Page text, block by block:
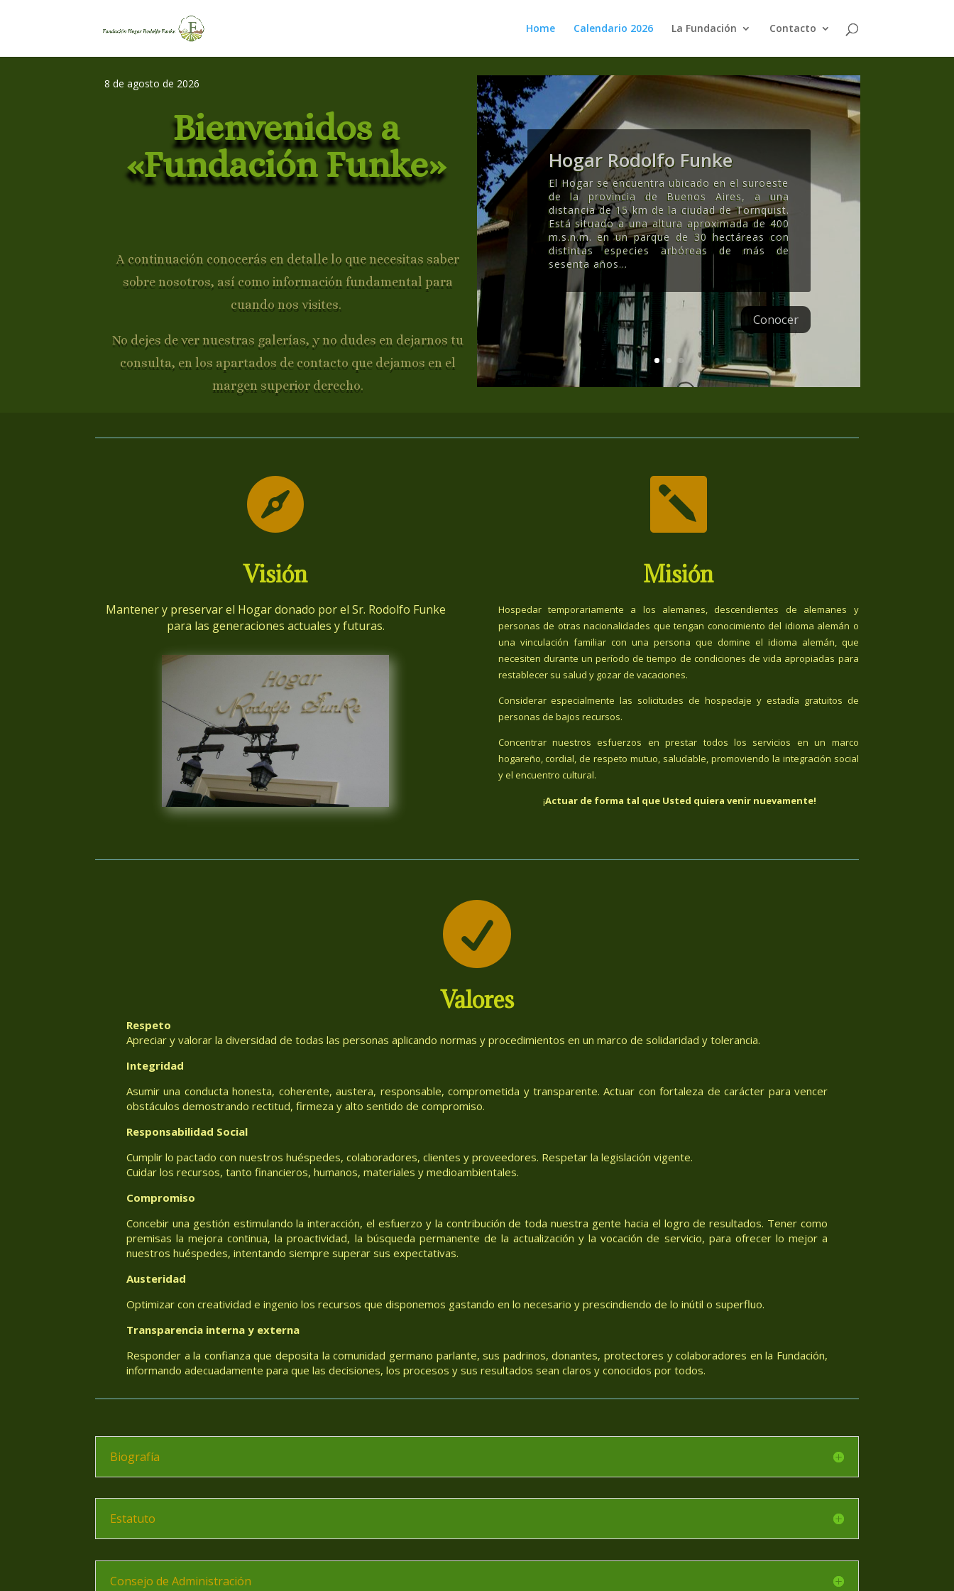
Home Calendario 2026 La Fundación Contacto
8 de agosto de 2026
Bienvenidos a
«Fundación Funke»
A continuación conocerás en detalle lo que necesitas saber
sobre nosotros, así como información fundamental para
cuando nos visites.
No dejes de ver nuestras galerías, y no dudes en dejarnos tu
consulta, en los apartados de contacto que dejamos en el
margen superior derecho.
Hogar Rodolfo Funke
El Hogar se encuentra ubicado en el suroeste
de la provincia de Buenos Aires, a una
distancia de 15 km de la ciudad de Tornquist.
Está situado a una altura aproximada de 400
m.s.n.m. en un parque de 30 hectáreas con
distintas especies arbóreas de más de
sesenta años...
Conocer

Visión
Mantener y preservar el Hogar donado por el Sr. Rodolfo Funke
para las generaciones actuales y futuras.

Misión
Hospedar temporariamente a los alemanes, descendientes de alemanes y
personas de otras nacionalidades que tengan conocimiento del idioma alemán o
una vinculación familiar con una persona que domine el idioma alemán, que
necesiten durante un período de tiempo de condiciones de vida apropiadas para
restablecer su salud y gozar de vacaciones.
Considerar especialmente las solicitudes de hospedaje y estadía gratuitos de
personas de bajos recursos.
Concentrar nuestros esfuerzos en prestar todos los servicios en un marco
hogareño, cordial, de respeto mutuo, saludable, promoviendo la integración social
y el encuentro cultural.
¡Actuar de forma tal que Usted quiera venir nuevamente!

Valores
Respeto
Apreciar y valorar la diversidad de todas las personas aplicando normas y procedimientos en un marco de solidaridad y tolerancia.
Integridad
Asumir una conducta honesta, coherente, austera, responsable, comprometida y transparente. Actuar con fortaleza de carácter para vencer
obstáculos demostrando rectitud, firmeza y alto sentido de compromiso.
Responsabilidad Social
Cumplir lo pactado con nuestros huéspedes, colaboradores, clientes y proveedores. Respetar la legislación vigente.
Cuidar los recursos, tanto financieros, humanos, materiales y medioambientales.
Compromiso
Concebir una gestión estimulando la interacción, el esfuerzo y la contribución de toda nuestra gente hacia el logro de resultados. Tener como
premisas la mejora continua, la proactividad, la búsqueda permanente de la actualización y la vocación de servicio, para ofrecer lo mejor a
nuestros huéspedes, intentando siempre superar sus expectativas.
Austeridad
Optimizar con creatividad e ingenio los recursos que disponemos gastando en lo necesario y prescindiendo de lo inútil o superfluo.
Transparencia interna y externa
Responder a la confianza que deposita la comunidad germano parlante, sus padrinos, donantes, protectores y colaboradores en la Fundación,
informando adecuadamente para que las decisiones, los procesos y sus resultados sean claros y conocidos por todos.
Biografía
Estatuto
Consejo de Administración